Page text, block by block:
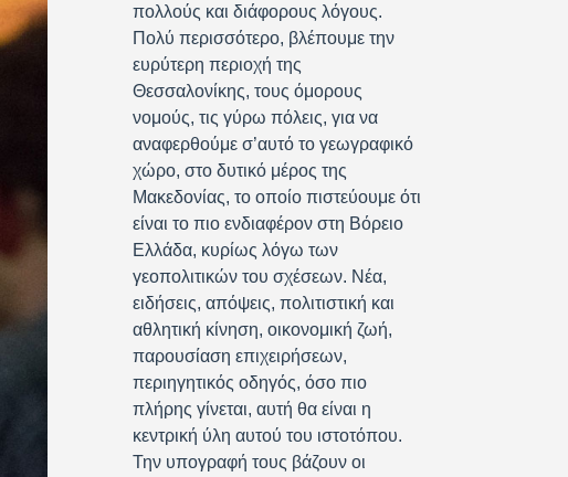
πολλούς και διάφορους λόγους.
Πολύ περισσότερο, βλέπουμε την
ευρύτερη περιοχή της
Θεσσαλονίκης, τους όμορους
νομούς, τις γύρω πόλεις, για να
αναφερθούμε σ’αυτό το γεωγραφικό
χώρο, στο δυτικό μέρος της
Μακεδονίας, το οποίο πιστεύουμε ότι
είναι το πιο ενδιαφέρον στη Βόρειο
Ελλάδα, κυρίως λόγω των
γεοπολιτικών του σχέσεων. Νέα,
ειδήσεις, απόψεις, πολιτιστική και
αθλητική κίνηση, οικονομική ζωή,
παρουσίαση επιχειρήσεων,
περιηγητικός οδηγός, όσο πιο
πλήρης γίνεται, αυτή θα είναι η
κεντρική ύλη αυτού του ιστοτόπου.
Την υπογραφή τους βάζουν οι